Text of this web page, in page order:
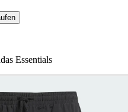
Essentials